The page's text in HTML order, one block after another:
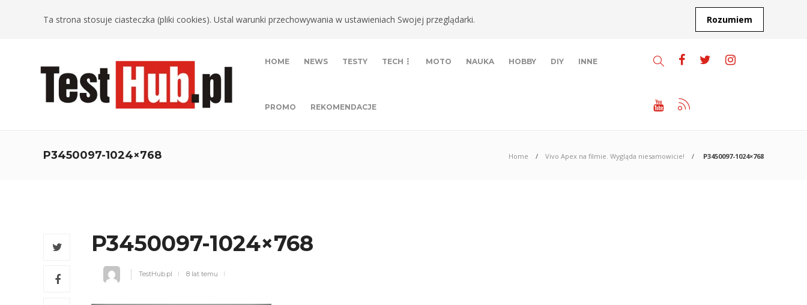
Ta strona stosuje ciasteczka (pliki cookies). Ustal warunki przechowywania w ustawieniach Swojej przeglądarki. Rozumiem
HOME NEWS TESTY TECH MOTO NAUKA HOBBY DIY INNE
PROMO REKOMENDACJE
P3450097-1024×768 Home Vivo Apex na filmie. Wygląda niesamowicie! P3450097-1024×768
P3450097-1024×768
TestHub.pl 8 lat temu